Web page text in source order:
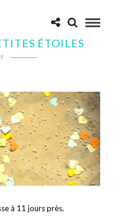
ÉTOILES
à 11 jours près.